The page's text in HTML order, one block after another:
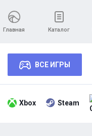
Главная Каталог
ВСЕ ИГРЫ
Xbox Steam